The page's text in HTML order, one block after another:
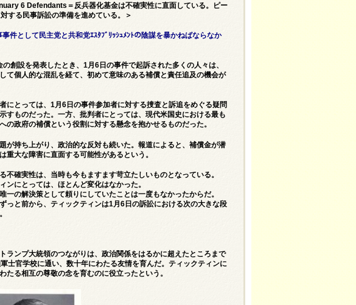
6 Defendants＝反兵器化基金は不確実性に直面している。ピー
する民事訴訟の準備を進めている。＞
件として民主党と共和党ｴｽﾀﾌﾞﾘｯｼｭﾒﾝﾄの陰謀を暴かねばならなか
創設を発表したとき、1月6日の事件で起訴された多くの人々は、
て個人的な混乱を経て、初めて意味のある補償と責任追及の機会が
にとっては、1月6日の事件参加者に対する捜査と訴追をめぐる疑問
すものだった。一方、批判者にとっては、現代米国史における最も
の政府の補償という役割に対する懸念を抱かせるものだった。
が持ち上がり、政治的な反対も続いた。報道によると、補償金が潜
重大な障害に直面する可能性があるという。
不確実性は、当時も今もますます苛立たしいものとなっている。
ンにとっては、ほとんど変化はなかった。
一の解決策として頼りにしていたことは一度もなかったからだ。
っと前から、ティックティンは1月6日の訴訟における次の大きな段
ランプ大統領のつながりは、政治関係をはるかに超えたところまで
士官学校に通い、数十年にわたる友情を育んだ。ティックティンに
たる相互の尊敬の念を育むのに役立ったという。